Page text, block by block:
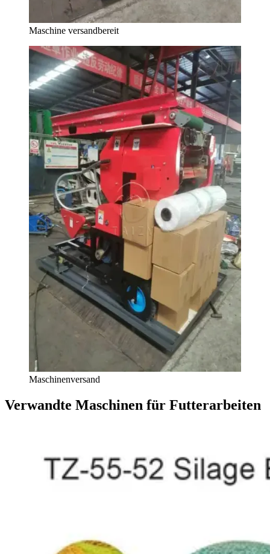
Maschine versandbereit
Maschinenversand
Verwandte Maschinen für Futterarbeiten